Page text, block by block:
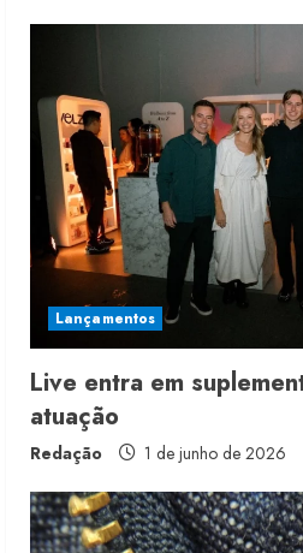
Lançamentos
Live entra em
atuação
Redação 1 de junho de 2026